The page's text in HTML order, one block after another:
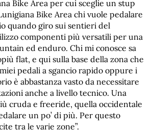
Bike Area per cui sceglie un stup
Bike Area chi vuole pedalare
quando giro sui sentieri del
componenti più versatili per una
ed enduro. Chi mi conosce sa
flat, e qui sulla base della zona che
pedali a sgancio rapido oppure i
è abbastanza vasto da necessitare
anche a livello tecnico. Una
cruda e freeride, quella occidentale
un po’ di più. Per questo
tra le varie zone”.